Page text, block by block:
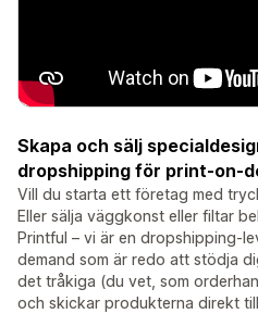
Skapa och sälj
dropshipping för print-on-
Vill du starta ett företag med
Eller sälja väggkonst eller filtar
Printful – vi är en dropshipping-
demand som är redo att stödja
det tråkiga (du vet, som
och skickar produkterna direkt